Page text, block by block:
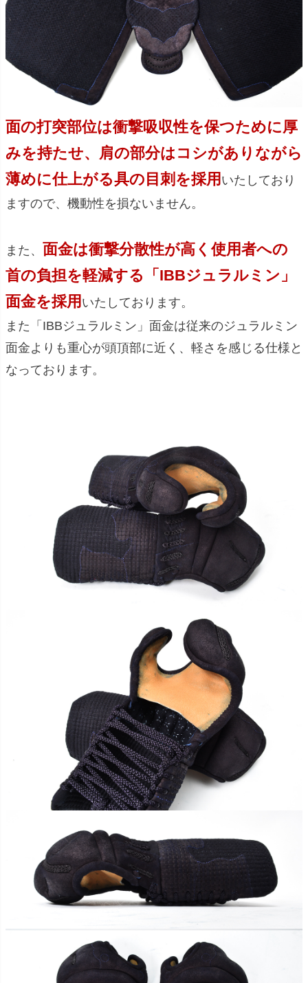
面の打突部位は衝撃吸収性を保つために厚
みを持たせ、肩の部分はコシがありながら
薄めに仕上がる具の目刺を採用 いたしており
ますので、機動性を損ないません。
また、 面金は衝撃分散性が高く使用者への
首の負担を軽減する「IBBジュラルミン」
面金を採用 いたしております。
また「IBBジュラルミン」面金は従来のジュラルミン
面金よりも重心が頭頂部に近く、軽さを感じる仕様と
なっております。